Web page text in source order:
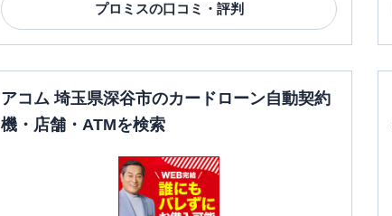
プロミスの口コミ・評判
アコム 埼玉県深谷市のカードローン自動契約
機・店舗・ATMを検索